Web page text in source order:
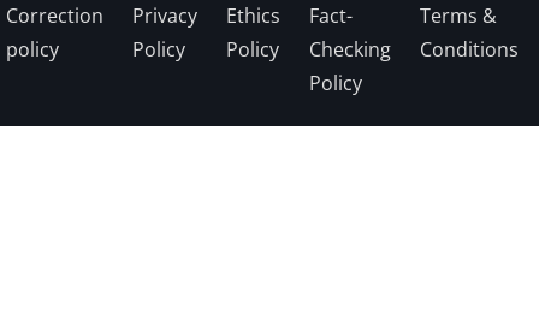
Correction
policy
Privacy
Policy
Ethics
Policy
Fact-
Checking
Policy
Terms &
Conditions